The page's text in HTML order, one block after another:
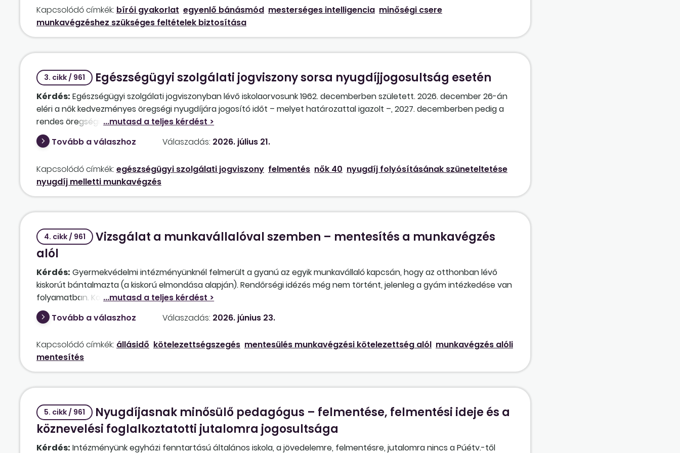
Kapcsolódó címkék: bírói gyakorlat egyenlő bánásmód mesterséges intelligencia minőségi csere
munkavégzéshez szükséges feltételek biztosítása
3. cikk / 961 Egészségügyi szolgálati jogviszony sorsa nyugdíjjogosultság esetén
Kérdés: Egészségügyi szolgálati jogviszonyban lévő iskolaorvosunk 1962. decemberben született. 2026. december 26-án
eléri a nők kedvezményes öregségi nyugdíjára jogosító időt – melyet határozattal igazolt –, 2027. decemberben pedig a
rendes öregségi nyugdíjkorhatárt is. Ha a „nők 40” nyugdíjat szeretné érvényesíteni, de szeretne tovább dolgozni, meg
kell-e szüntetni az egészségügyi szolgálati jogviszonyát, vagy nyugdíjasként továbbra is dolgozhat e jogviszonyban?
Illetve a jogviszony mellett kaphatja a nyugellátását is? Amennyiben dolgozhat nyugdíj mellett, és később úgy dönt,
Tovább a válaszhoz Válaszadás: 2026. július 21.
Kapcsolódó címkék: egészségügyi szolgálati jogviszony felmentés nők 40 nyugdíj folyósításának szüneteltetése
nyugdíj melletti munkavégzés
4. cikk / 961
Vizsgálat a munkavállalóval szemben – mentesítés a munkavégzés
alól
Kérdés: Gyermekvédelmi intézményünknél felmerült a gyanú az egyik munkavállaló kapcsán, hogy az otthonban lévő
kiskorút bántalmazta (a kiskorú elmondása alapján). Rendőrségi idézés még nem történt, jelenleg a gyám intézkedése van
folyamatban. Korábban volt rá precedens, hogy felmentettük a munkavállalót a munkavégzés alól, mert gyanúsítottként
hallgatták ki egy ilyen ügyben, és távolléti díjat fizettünk részére (ami hosszú idő), míg az ügyben nem született határozat.
Jelen esetben a határozatlan idejű munkaszerződéssel rendelkező kolléga kapcsán mi lenne munkajogilag a helyes
Tovább a válaszhoz Válaszadás: 2026. június 23.
Kapcsolódó címkék: állásidő kötelezettségszegés mentesülés munkavégzési kötelezettség alól munkavégzés alóli
mentesítés
5. cikk / 961
Nyugdíjasnak minősülő pedagógus – felmentése, felmentési ideje és a
köznevelési foglalkoztatotti jutalomra jogosultsága
Kérdés: Intézményünk egyházi fenntartású általános iskola, a jövedelemre, felmentésre, jutalomra nincs a Púétv.-től